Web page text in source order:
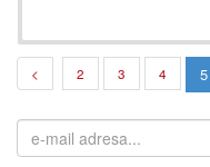
< 2 3 4 5